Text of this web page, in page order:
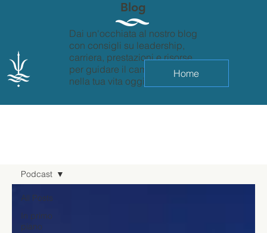
All Posts
In primo
piano
Podcast
Blog
Dai un'occhiata al nostro blog
con consigli su leadership,
carriera, prestazioni e risorse
per guidare il cambiamento
nella tua vita oggi.
Home